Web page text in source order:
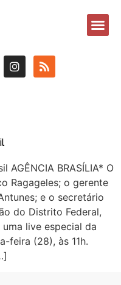
AGÊNCIA BRASÍLIA* O
Ragageles; o gerente
e o secretário
do Distrito Federal,
live especial da
feira (28), às 11h.